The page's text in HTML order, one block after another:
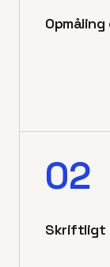
02
Skriftligt